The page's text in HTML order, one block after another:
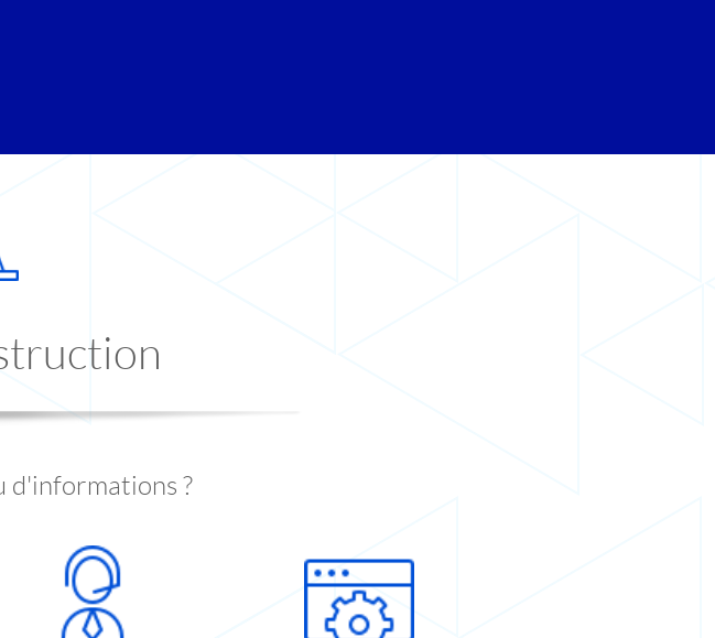
d'informations ?